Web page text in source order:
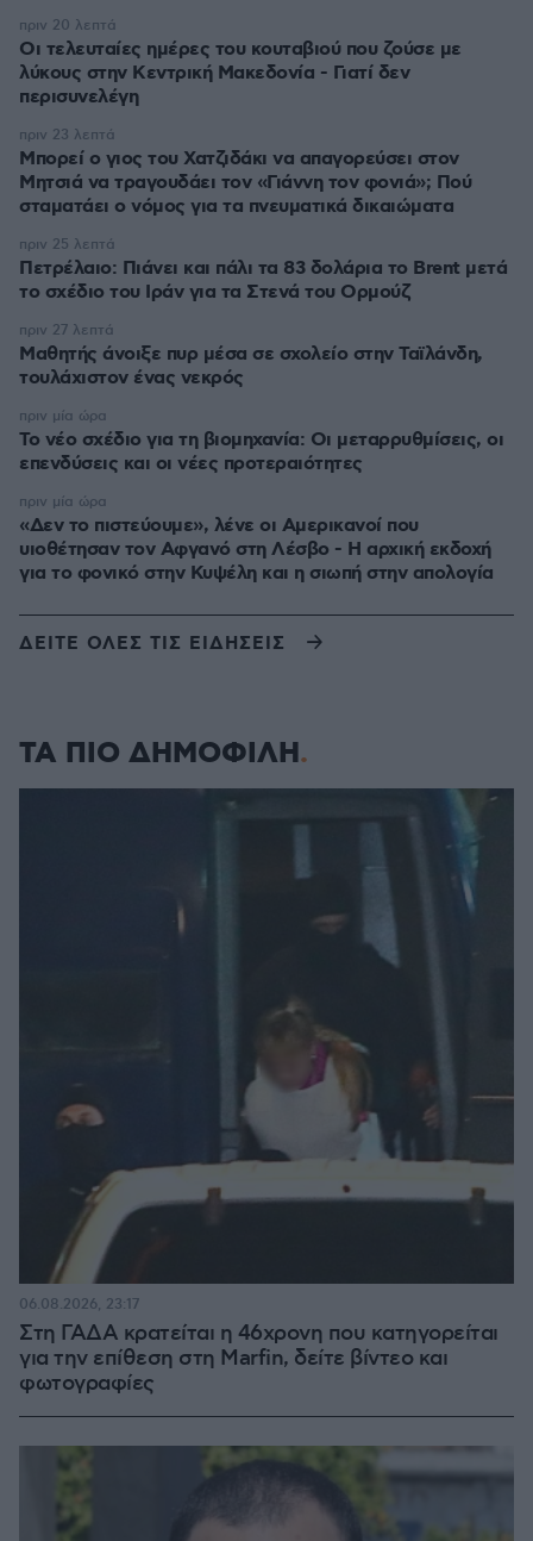
Οι τελευταίες ημέρες του κουταβιού που ζούσε με
λύκους στην Κεντρική Μακεδονία - Γιατί δεν
περισυνελέγη
πριν 20 λεπτά
Μπορεί ο γιος του Χατζιδάκι να απαγορεύσει στον
Μητσιά να τραγουδάει τον «Γιάννη τον φονιά»; Πού
σταματάει ο νόμος για τα πνευματικά δικαιώματα
πριν 23 λεπτά
Πετρέλαιο: Πιάνει και πάλι τα 83 δολάρια το Brent μετά
το σχέδιο του Ιράν για τα Στενά του Ορμούζ
πριν 25 λεπτά
Μαθητής άνοιξε πυρ μέσα σε σχολείο στην Ταϊλάνδη,
τουλάχιστον ένας νεκρός
πριν 27 λεπτά
Το νέο σχέδιο για τη βιομηχανία: Οι μεταρρυθμίσεις, οι
επενδύσεις και οι νέες προτεραιότητες
πριν μία ώρα
«Δεν το πιστεύουμε», λένε οι Αμερικανοί που
υιοθέτησαν τον Αφγανό στη Λέσβο - Η αρχική εκδοχή
για το φονικό στην Κυψέλη και η σιωπή στην απολογία
πριν μία ώρα
ΔΕΙΤΕ ΟΛΕΣ ΤΙΣ ΕΙΔΗΣΕΙΣ
ΤΑ ΠΙΟ ΔΗΜΟΦΙΛΗ
Στη ΓΑΔΑ κρατείται η 46χρονη που κατηγορείται
για την επίθεση στη Marfin, δείτε βίντεο και
φωτογραφίες
06.08.2026, 23:17